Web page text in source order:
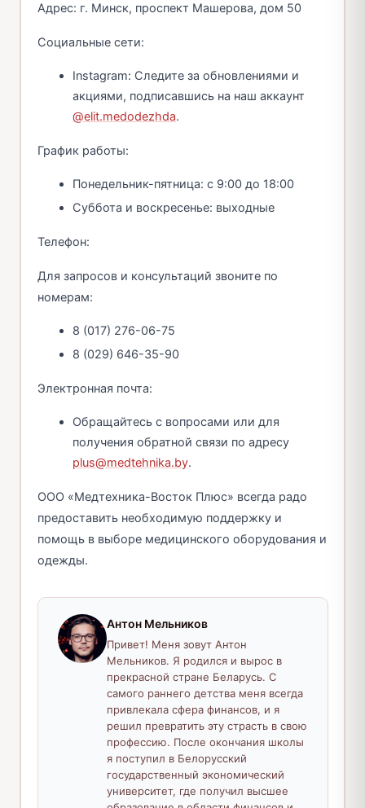
Адрес: г. Минск, проспект Машерова, дом 50
Социальные сети:
Instagram: Следите за обновлениями и
акциями, подписавшись на наш аккаунт
@elit.medodezhda.
График работы:
Понедельник-пятница: с 9:00 до 18:00
Суббота и воскресенье: выходные
Телефон:
Для запросов и консультаций звоните по
номерам:
8 (017) 276-06-75
8 (029) 646-35-90
Электронная почта:
Обращайтесь с вопросами или для
получения обратной связи по адресу
plus@medtehnika.by.
ООО «Медтехника-Восток Плюс» всегда радо
предоставить необходимую поддержку и
помощь в выборе медицинского оборудования и
одежды.
Антон Мельников
Привет! Меня зовут Антон
Мельников. Я родился и вырос в
прекрасной стране Беларусь. С
самого раннего детства меня всегда
привлекала сфера финансов, и я
решил превратить эту страсть в свою
профессию. После окончания школы
я поступил в Белорусский
государственный экономический
университет, где получил высшее